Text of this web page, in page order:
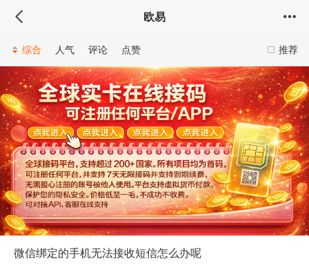
欧易
推荐
综合 人气 评论 点赞
微信绑定的手机无法接收短信怎么办呢